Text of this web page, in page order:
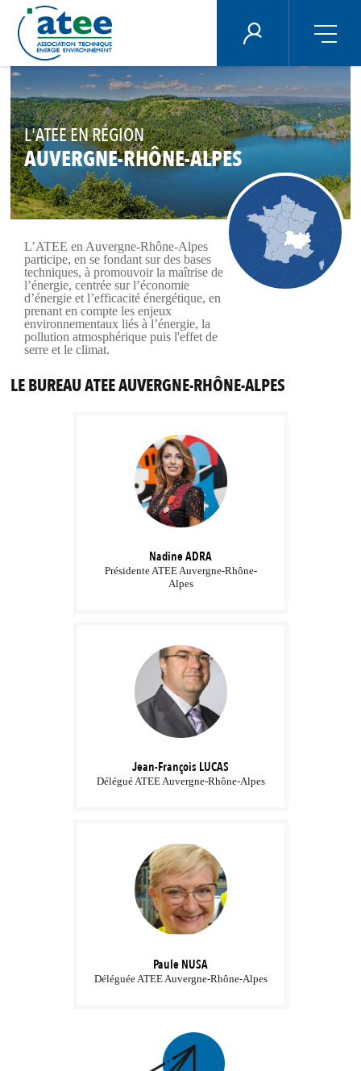
Aller
contenu
principal
ÉNERGIE PLUS
L'ATEE EN RÉGION
AUVERGNE-RHÔNE-ALPES
L’ATEE en Auvergne-Rhône-Alpes
participe, en se fondant sur des bases
techniques, à promouvoir la maîtrise de
l’énergie, centrée sur l’économie
d’énergie et l’efficacité énergétique, en
prenant en compte les enjeux
environnementaux liés à l’énergie, la
pollution atmosphérique puis l'effet de
serre et le climat.
LE BUREAU ATEE AUVERGNE-RHÔNE-ALPES
NadineADRA
Présidente ATEE Auvergne-Rhône-
Alpes
Jean-François LUCAS
Délégué ATEE Auvergne-Rhône-Alpes
Paule NUSA
Déléguée ATEE Auvergne-Rhône-Alpes
Panneau de gestion des cookies